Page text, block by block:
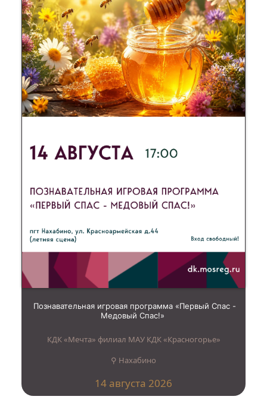
Познавательная игровая программа «Первый Спас -
Медовый Спас!»
КДК «Мечта» филиал МАУ КДК «Красногорье»
⚲ Нахабино
14 августа 2026